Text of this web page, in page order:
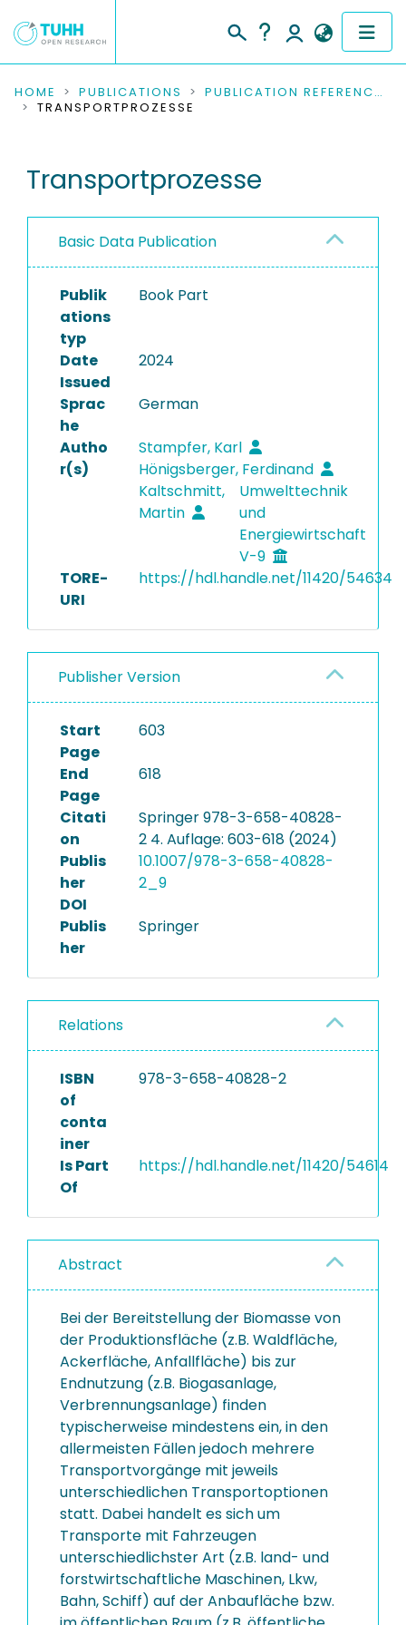
COMMUNITIES & COLLECTIONS
RESEARCH DATA
PEOPLE
INSTITUTIONS
PROJECTS
HOME PUBLICATIONS
PUBLICATION REFERENCES
TRANSPORTPROZESSE
Transportprozesse
Basic Data Publication
Publik
ations
typ
Book Part
Date
Issued
2024
Sprac
he
German
Autho
r(s)
Stampfer, Karl
Hönigsberger, Ferdinand
Kaltschmitt,
Martin
Umwelttechnik
und
Energiewirtschaft
V-9
TORE-
URI
https://hdl.handle.net/11420/54634
Publisher Version
Start
Page
603
End
Page
618
Citati
on
Springer 978-3-658-40828-
2 4. Auflage: 603-618 (2024)
Publis
her
DOI
10.1007/978-3-658-40828-
2_9
Publis
her
Springer
Relations
ISBN
of
conta
iner
978-3-658-40828-2
Is Part
Of
https://hdl.handle.net/11420/54614
Abstract
Bei der Bereitstellung der Biomasse von
der Produktionsfläche (z.B. Waldfläche,
Ackerfläche, Anfallfläche) bis zur
Endnutzung (z.B. Biogasanlage,
Verbrennungsanlage) finden
typischerweise mindestens ein, in den
allermeisten Fällen jedoch mehrere
Transportvorgänge mit jeweils
unterschiedlichen Transportoptionen
statt. Dabei handelt es sich um
Transporte mit Fahrzeugen
unterschiedlichster Art (z.B. land- und
forstwirtschaftliche Maschinen, Lkw,
Bahn, Schiff) auf der Anbaufläche bzw.